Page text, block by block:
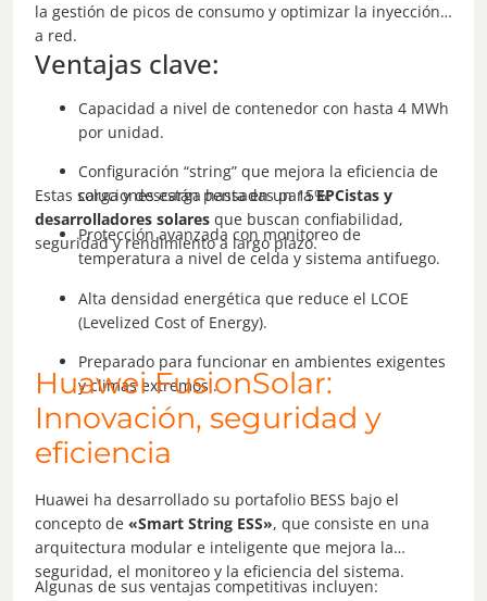
la gestión de picos de consumo y optimizar la inyección
a red.
Ventajas clave:
Capacidad a nivel de contenedor con hasta 4 MWh
por unidad.
Configuración “string” que mejora la eficiencia de
carga y descarga hasta en un 15%.
Protección avanzada con monitoreo de
temperatura a nivel de celda y sistema antifuego.
Alta densidad energética que reduce el LCOE
(Levelized Cost of Energy).
Preparado para funcionar en ambientes exigentes
y climas extremos .
Estas soluciones están pensadas paraEPCistas y
desarrolladores solares que buscan confiabilidad,
seguridad y rendimiento a largo plazo.
Huawei FusionSolar:
Innovación, seguridad y
eficiencia
Huawei ha desarrollado su portafolio BESS bajo el
concepto de «Smart String ESS», que consiste en una
arquitectura modular e inteligente que mejora la
seguridad, el monitoreo y la eficiencia del sistema.
Algunas de sus ventajas competitivas incluyen: